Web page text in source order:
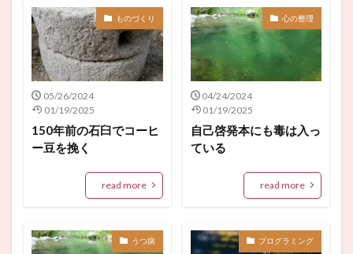
ものづくり
05/26/2024
01/19/2025
150年前の石臼でコーヒ
ー豆を挽く
read more
心の整理
04/24/2024
01/19/2025
自己啓発本にも毒は入っ
ている
read more
うつ病 プログラミング